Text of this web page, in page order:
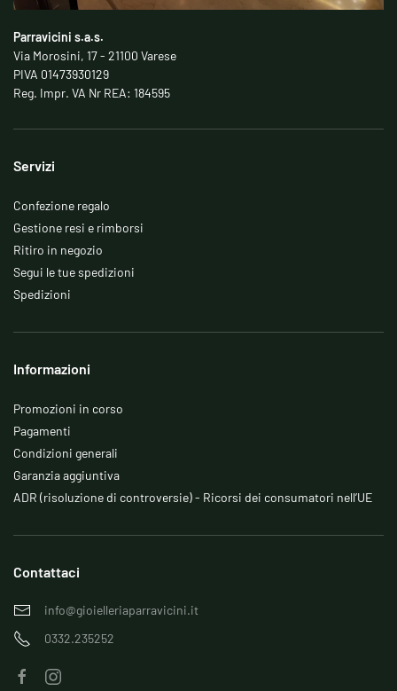
Parravicini s.a.s.
Via Morosini, 17 - 21100 Varese
PIVA 01473930129
Reg. Impr. VA Nr REA: 184595
Servizi
Confezione regalo
Gestione resi e rimborsi
Ritiro in negozio
Segui le tue spedizioni
Spedizioni
Informazioni
Promozioni in corso
Pagamenti
Condizioni generali
Garanzia aggiuntiva
ADR (risoluzione di controversie) - Ricorsi dei consumatori nell’UE
Contattaci
info@gioielleriaparravicini.it
0332.235252